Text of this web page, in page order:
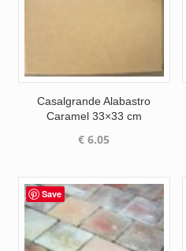
Casalgrande Alabastro
Caramel 33×33 cm
€ 6.05
Save